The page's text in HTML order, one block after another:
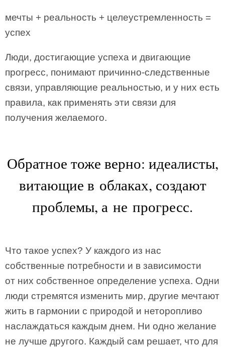
мечты + реальность + целеустремленность =
успех
Люди, достигающие успеха и двигающие
прогресс, понимают причинно-следственные
связи, управляющие реальностью, и у них есть
правила, как применять эти связи для
получения желаемого.
Обратное тоже верно: идеалисты,
витающие в облаках, создают
проблемы, а не прогресс.
Что такое успех? У каждого из нас
собственные потребности и в зависимости
от них собственное определение успеха. Одни
люди стремятся изменить мир, другие мечтают
жить в гармонии с природой и неторопливо
наслаждаться каждым днем. Ни одно желание
не лучше другого. Каждый сам решает, что для